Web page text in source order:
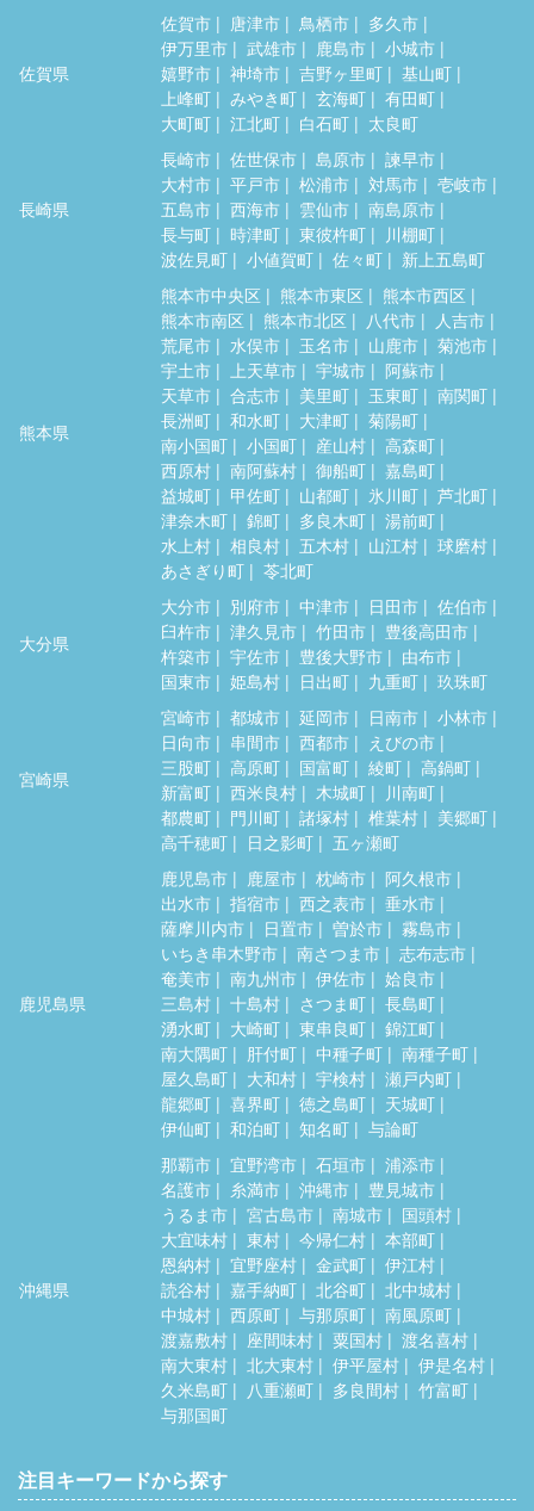
佐賀県
佐賀市 唐津市 鳥栖市
多久市
伊万里市
武雄市 鹿島市
小城市
嬉野市
神埼市 吉野ヶ里町
基山町
上峰町
みやき町 玄海町
有田町
大町町
江北町 白石町 太良町
長崎県
長崎市 佐世保市 島原市
諫早市
大村市
平戸市 松浦市 対馬市
壱岐市
五島市
西海市 雲仙市
南島原市
長与町
時津町 東彼杵町
川棚町
波佐見町
小値賀町 佐々町 新上五島町
熊本県
熊本市中央区 熊本市東区
熊本市西区
熊本市南区
熊本市北区 八代市
人吉市
荒尾市
水俣市 玉名市 山鹿市
菊池市
宇土市
上天草市 宇城市
阿蘇市
天草市
合志市 美里町 玉東町
南関町
長洲町
和水町 大津町
菊陽町
南小国町
小国町 産山村
高森町
西原村
南阿蘇村 御船町
嘉島町
益城町
甲佐町 山都町 氷川町
芦北町
津奈木町
錦町 多良木町
湯前町
水上村
相良村 五木村 山江村
球磨村
あさぎり町
苓北町
大分県
大分市 別府市 中津市 日田市
佐伯市
臼杵市
津久見市 竹田市
豊後高田市
杵築市
宇佐市 豊後大野市
由布市
国東市
姫島村 日出町 九重町 玖珠町
宮崎県
宮崎市 都城市 延岡市 日南市
小林市
日向市
串間市 西都市
えびの市
三股町
高原町 国富町 綾町
高鍋町
新富町
西米良村 木城町
川南町
都農町
門川町 諸塚村 椎葉村
美郷町
高千穂町
日之影町 五ヶ瀬町
鹿児島県
鹿児島市 鹿屋市 枕崎市
阿久根市
出水市
指宿市 西之表市
垂水市
薩摩川内市
日置市 曽於市
霧島市
いちき串木野市
南さつま市
志布志市
奄美市
南九州市 伊佐市
姶良市
三島村
十島村 さつま町
長島町
湧水町
大崎町 東串良町
錦江町
南大隅町
肝付町 中種子町
南種子町
屋久島町
大和村 宇検村
瀬戸内町
龍郷町
喜界町 徳之島町
天城町
伊仙町
和泊町 知名町 与論町
沖縄県
那覇市 宜野湾市 石垣市
浦添市
名護市
糸満市 沖縄市
豊見城市
うるま市
宮古島市 南城市
国頭村
大宜味村
東村 今帰仁村
本部町
恩納村
宜野座村 金武町
伊江村
読谷村
嘉手納町 北谷町
北中城村
中城村
西原町 与那原町
南風原町
渡嘉敷村
座間味村 粟国村
渡名喜村
南大東村
北大東村 伊平屋村
伊是名村
久米島町
八重瀬町 多良間村
竹富町
与那国町
注目キーワードから探す